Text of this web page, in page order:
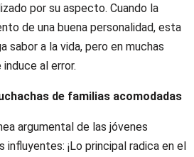
por su aspecto. Cuando la
de una buena personalidad, esta
a la vida, pero en muchas
al error.
de familias acomodadas
argumental de las jóvenes
¡Lo principal radica en el